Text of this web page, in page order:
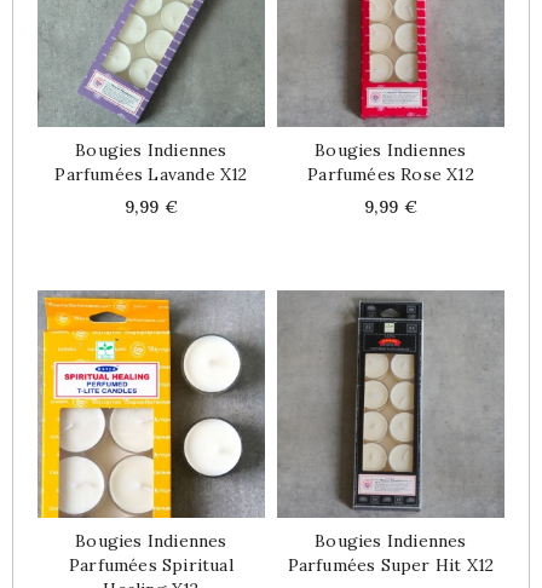
Bougies Indiennes
Parfumées Lavande X12
Price
9,99 €
Bougies Indiennes
Parfumées Rose X12
Price
9,99 €
Bougies Indiennes
Parfumées Spiritual
Bougies Indiennes
Parfumées Super Hit X12